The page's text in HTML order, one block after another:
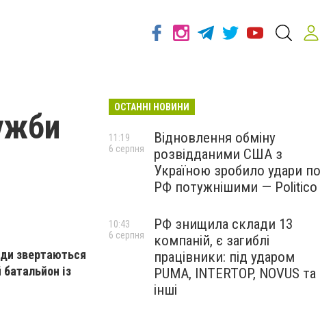
звертаються
із
ОСТАННІ НОВИНИ
Відновлення обміну
розвідданими США з
Україною зробило удари по
РФ потужнішими — Politico
11:19
6 серпня
РФ знищила склади 13
компаній, є загиблі
працівники: під ударом
PUMA, INTERTOP, NOVUS та
інші
10:43
6 серпня